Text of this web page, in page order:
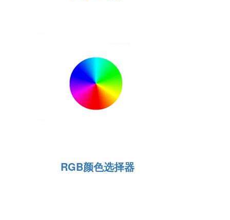
RGB颜色选择器